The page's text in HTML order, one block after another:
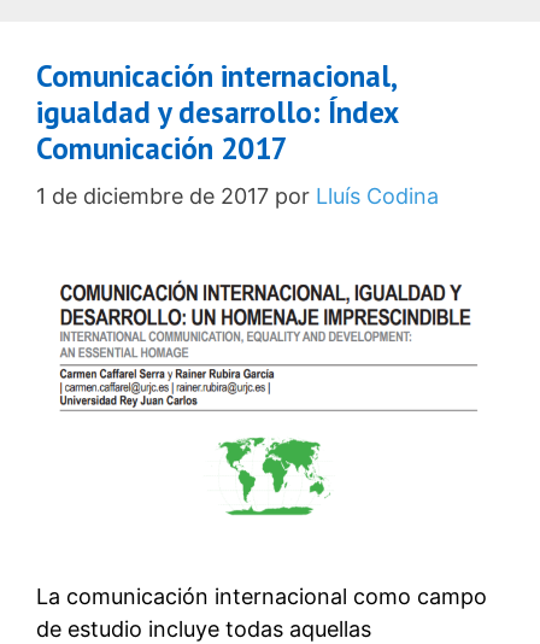
Comunicación internacional,
igualdad y desarrollo: Índex
Comunicación 2017
1 de diciembre de 2017 por Lluís Codina
La comunicación internacional como campo
de estudio incluye todas aquellas